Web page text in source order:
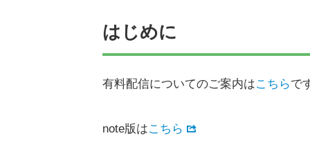
はじめに
有料配信についてのご案内はこちらで
note版はこちら